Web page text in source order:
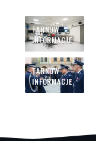
TARNÓW
INFORMACJE
TARNÓW
INFORMACJE